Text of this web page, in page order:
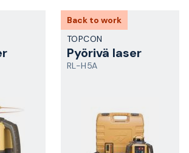
Back to work
TOPCON
Pyörivä laser
RL-H5A